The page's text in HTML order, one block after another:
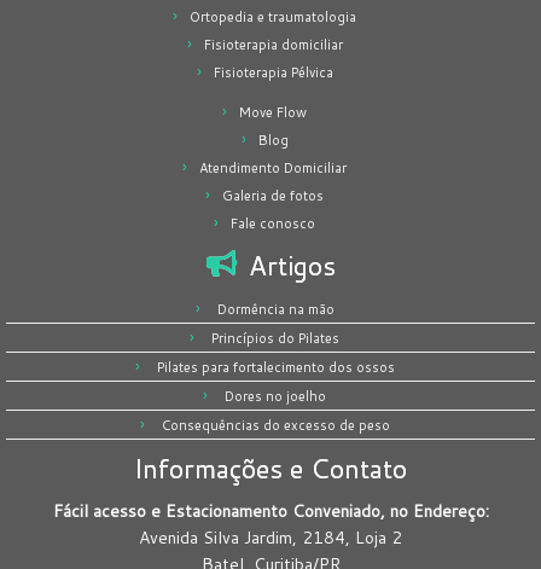
Ortopedia e traumatologia
Fisioterapia domiciliar
Fisioterapia Pélvica
Move Flow
Blog
Atendimento Domiciliar
Galeria de fotos
Fale conosco
Artigos
Dormência na mão
Princípios do Pilates
Pilates para fortalecimento dos ossos
Dores no joelho
Consequências do excesso de peso
Informações e Contato
Fácil acesso e Estacionamento Conveniado, no Endereço:
Avenida Silva Jardim, 2184, Loja 2
Batel, Curitiba/PR